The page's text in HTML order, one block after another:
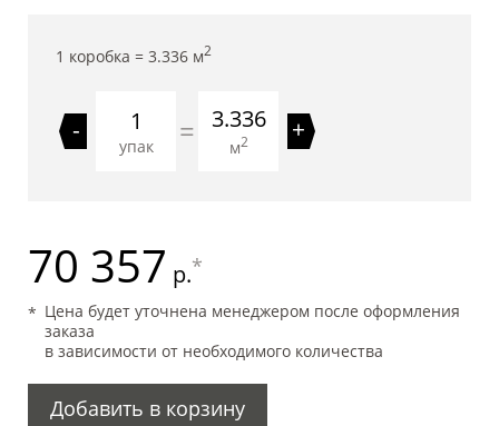
1 коробка = 3.336 м2
-
упак = 3.336
м2 +
70 357 р.*
Цена будет уточнена менеджером после оформления
заказа
в зависимости от необходимого количества
Добавить в корзину